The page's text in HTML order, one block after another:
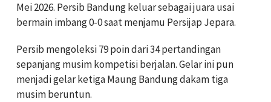
Mei 2026. Persib Bandung keluar sebagai juara usai
bermain imbang 0-0 saat menjamu Persijap Jepara.
Persib mengoleksi 79 poin dari 34 pertandingan
sepanjang musim kompetisi berjalan. Gelar ini pun
menjadi gelar ketiga Maung Bandung dakam tiga
musim beruntun.